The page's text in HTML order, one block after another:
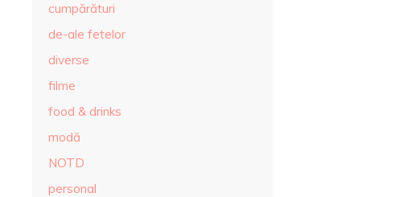
cumpărături
de-ale fetelor
diverse
filme
food & drinks
modă
NOTD
personal